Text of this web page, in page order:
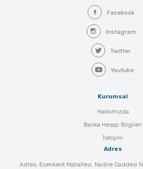
Facebook
Instagram
Twitter
Youtube
Kurumsal
Hakkımızda
Banka Hesap Bilgileri
İletişim
Adres
Adres: Esenkent Mahallesi. Nadire Caddesi